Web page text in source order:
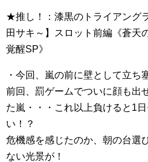
★推し！：漆黒のトライアング
田サキ～】スロット前編《蒼天
覚醒SP》
・今回、嵐の前に壁として立ち
前回、罰ゲームでついに顔も出
た嵐・・・これ以上負けると1
い！？
危機感を感じたのか、朝の台選
ない光景が！